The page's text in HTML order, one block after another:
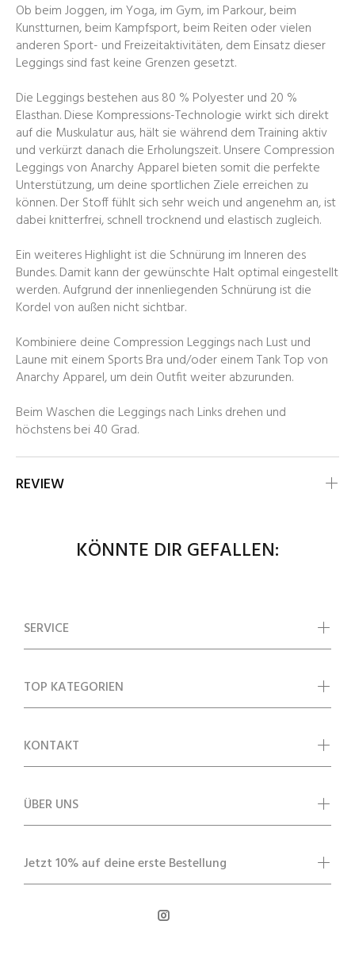
Ob beim Joggen, im Yoga, im Gym, im Parkour, beim
Kunstturnen, beim Kampfsport, beim Reiten oder vielen
anderen Sport- und Freizeitaktivitäten, dem Einsatz dieser
Leggings sind fast keine Grenzen gesetzt.
Die Leggings bestehen aus 80 % Polyester und 20 %
Elasthan. Diese Kompressions-Technologie wirkt sich direkt
auf die Muskulatur aus, hält sie während dem Training aktiv
und verkürzt danach die Erholungszeit. Unsere Compression
Leggings von Anarchy Apparel bieten somit die perfekte
Unterstützung, um deine sportlichen Ziele erreichen zu
können. Der Stoff fühlt sich sehr weich und angenehm an, ist
dabei knitterfrei, schnell trocknend und elastisch zugleich.
Ein weiteres Highlight ist die Schnürung im Inneren des
Bundes. Damit kann der gewünschte Halt optimal eingestellt
werden. Aufgrund der innenliegenden Schnürung ist die
Kordel von außen nicht sichtbar.
Kombiniere deine Compression Leggings nach Lust und
Laune mit einem Sports Bra und/oder einem Tank Top von
Anarchy Apparel, um dein Outfit weiter abzurunden.
Beim Waschen die Leggings nach Links drehen und
höchstens bei 40 Grad.
REVIEW
KÖNNTE DIR GEFALLEN:
Jetzt 10% auf deine erste Bestellung
SERVICE
TOP KATEGORIEN
KONTAKT
ÜBER UNS